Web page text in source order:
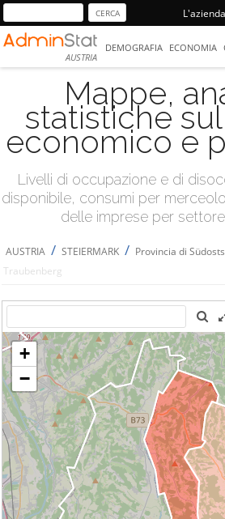
L'azienda
AUSTRIA
DEMOGRAFIA ECONOMIA
Mappe,
statistiche
economico e
Livelli di occupazione e di
disponibile, consumi per
delle imprese per
AUSTRIA / STEIERMARK / Provincia di
Traubenberg